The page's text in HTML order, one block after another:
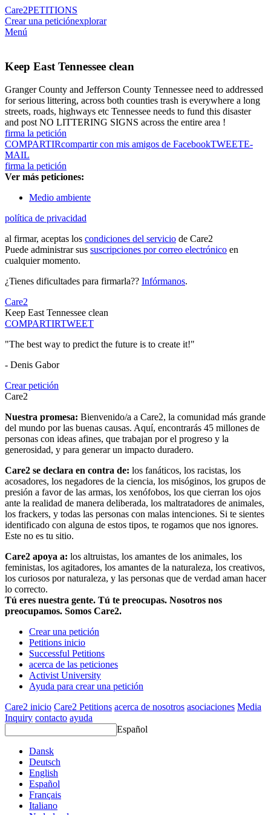
Care2PETITIONS
Crear una peticiónexplorar
Menú
Keep East Tennessee clean
Granger County and Jefferson County Tennessee need to addressed
for serious littering, across both counties trash is everywhere a long
streets, roads, highways etc Tennessee needs to fund this disaster
and post NO LITTERING SIGNS across the entire area !
firma la petición
COMPARTIRcompartir con mis amigos de FacebookTWEETE-
MAIL
firma la petición
Ver más peticiones:
Medio ambiente
política de privacidad
al firmar, aceptas los condiciones del servicio de Care2
Puede administrar sus suscripciones por correo electrónico en
cualquier momento.
¿Tienes dificultades para firmarla?? Infórmanos.
Care2
Keep East Tennessee clean
COMPARTIRTWEET
"The best way to predict the future is to create it!"
- Denis Gabor
Crear petición
Care2
Nuestra promesa: Bienvenido/a a Care2, la comunidad más grande
del mundo por las buenas causas. Aquí, encontrarás 45 millones de
personas con ideas afines, que trabajan por el progreso y la
generosidad, y para generar un impacto duradero.
Care2 se declara en contra de: los fanáticos, los racistas, los
acosadores, los negadores de la ciencia, los misóginos, los grupos de
presión a favor de las armas, los xenófobos, los que cierran los ojos
ante la realidad de manera deliberada, los maltratadores de animales,
los frackers, y todas las personas con malas intenciones. Si te sientes
identificado con alguna de estos tipos, te rogamos que nos ignores.
Este no es tu sitio.
Care2 apoya a: los altruistas, los amantes de los animales, los
feministas, los agitadores, los amantes de la naturaleza, los creativos,
los curiosos por naturaleza, y las personas que de verdad aman hacer
lo correcto.
Tú eres nuestra gente. Tú te preocupas. Nosotros nos
preocupamos. Somos Care2.
Crear una petición
Petitions inicio
Successful Petitions
acerca de las peticiones
Activist University
Ayuda para crear una petición
Care2 inicio Care2 Petitions acerca de nosotros asociaciones Media
Inquiry contacto ayuda
Español
Dansk
Deutsch
English
Español
Français
Italiano